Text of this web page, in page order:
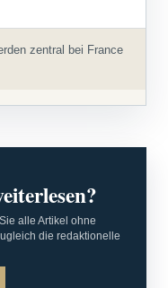
zentral bei France
alle Artikel ohne
die redaktionelle